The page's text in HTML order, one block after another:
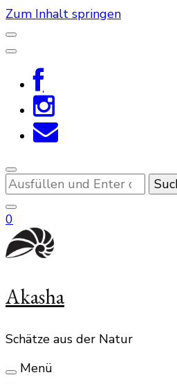
Zum Inhalt springen
Suchst
du
nach
etwas?
0
Akasha
Schätze aus der Natur
Menü